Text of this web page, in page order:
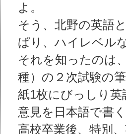
よ。
そう、北野の英語
ぱり、ハイレベル
それを知ったのは
種）の２次試験の
紙1枚にびっしり
意見を日本語で書く
高校卒業後、特別